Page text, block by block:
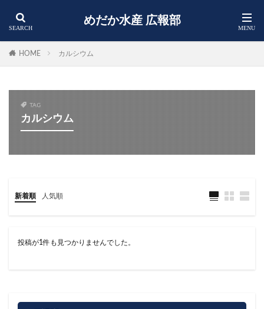
めだか水産 広報部
HOME カルシウム
TAG
カルシウム
新着順 人気順
投稿が1件も見つかりませんでした。